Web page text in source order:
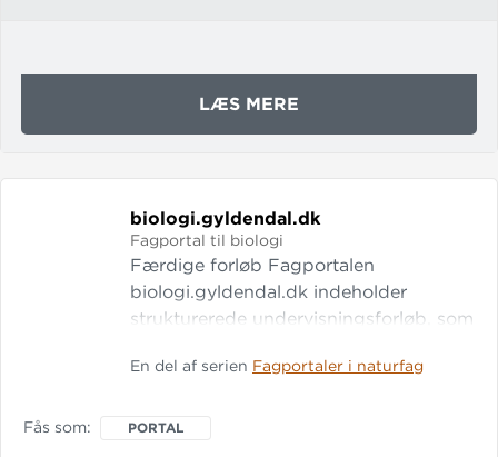
LÆS MERE
KLASSE
biologi.gyldendal.dk
Fagportal til biologi
Færdige forløb Fagportalen
biologi.gyldendal.dk indeholder
strukturerede undervisningsforløb, som
7.-9. klasse. De elevhenvendte tekster
animationer og videoer, og de ledsages
En del af serien Fagportaler i naturfag
Fås som PORTAL